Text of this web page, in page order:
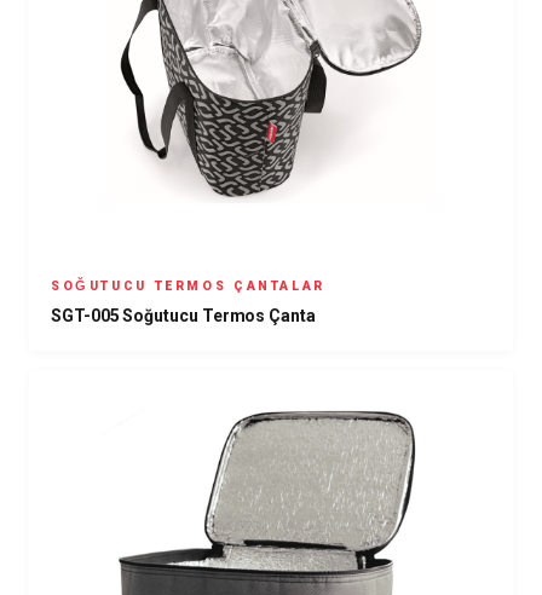
SOĞUTUCU TERMOS ÇANTALAR
SGT-005 Soğutucu Termos Çanta